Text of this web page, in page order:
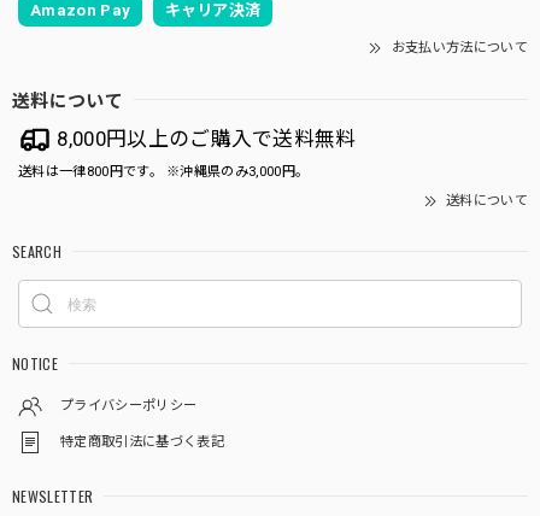
Amazon Pay キャリア決済
お支払い方法について
送料について
8,000円以上のご購入で送料無料
送料は一律800円です。 ※沖縄県のみ3,000円。
送料について
SEARCH
NOTICE
プライバシーポリシー
特定商取引法に基づく表記
NEWSLETTER